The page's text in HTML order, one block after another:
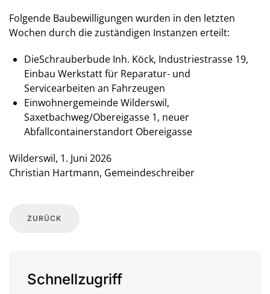
Folgende Baubewilligungen wurden in den letzten
Wochen durch die zuständigen Instanzen erteilt:
DieSchrauberbude Inh. Köck, Industriestrasse 19,
Einbau Werkstatt für Reparatur- und
Servicearbeiten an Fahrzeugen
Einwohnergemeinde Wilderswil,
Saxetbachweg/Obereigasse 1, neuer
Abfallcontainerstandort Obereigasse
Wilderswil, 1. Juni 2026
Christian Hartmann, Gemeindeschreiber
ZURÜCK
Schnellzugriff